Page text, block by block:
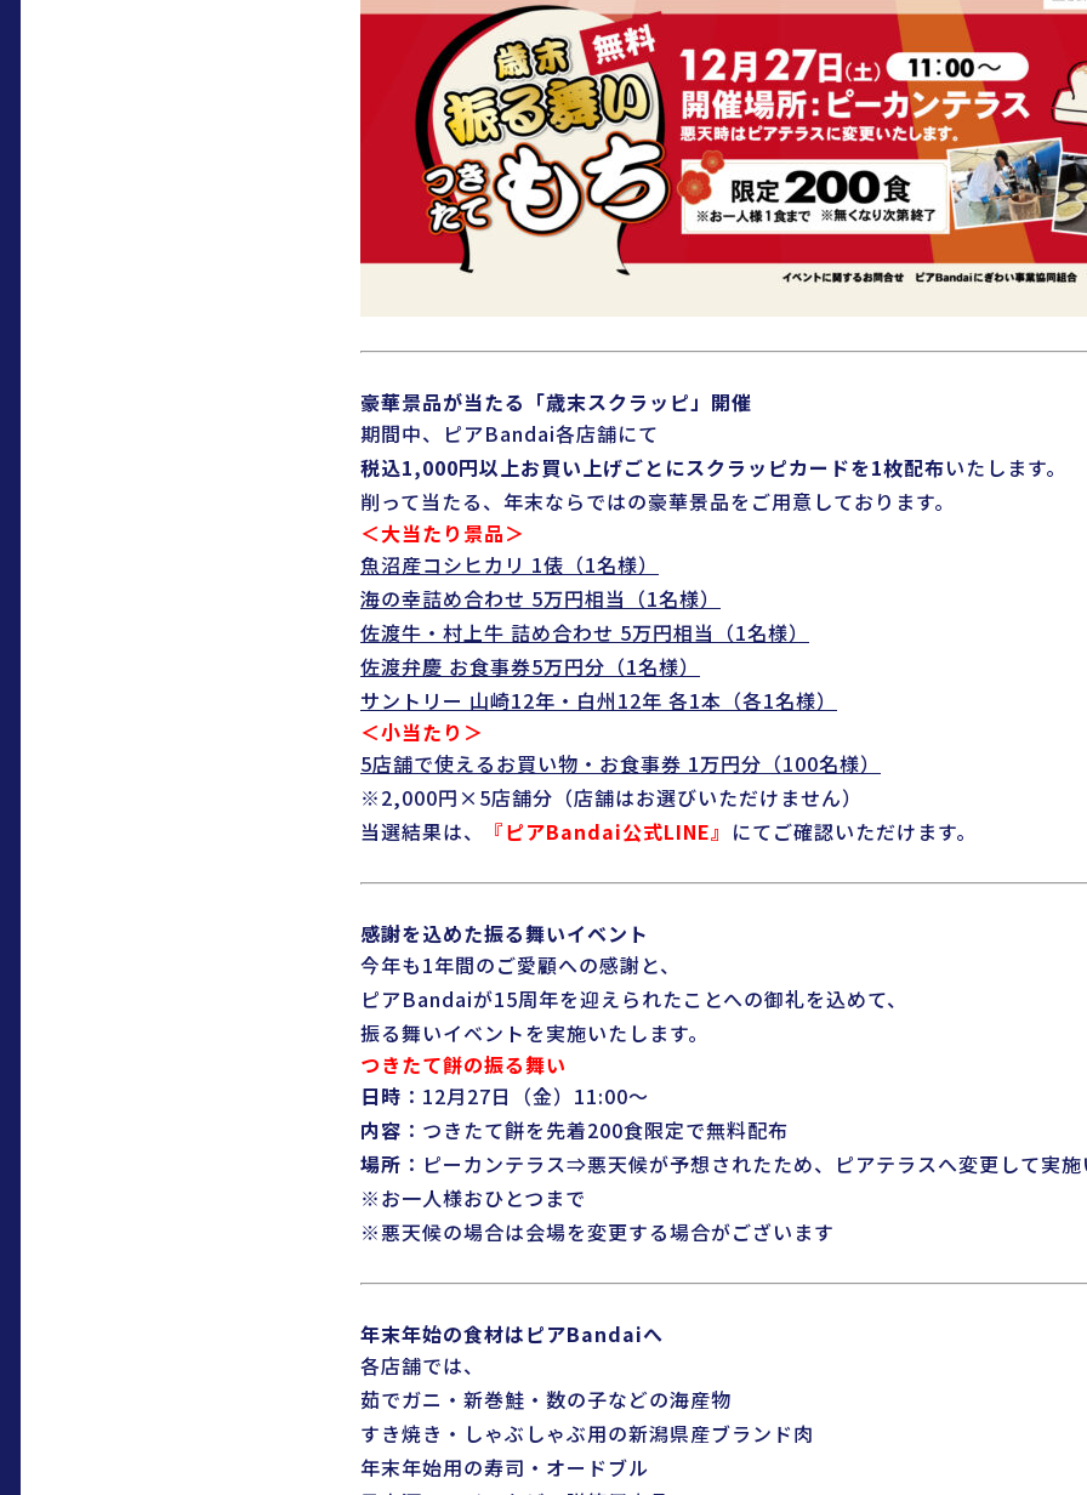
豪華景品が当たる「歳末スクラッピ」開催
期間中、ピアBandai各店舗にて
税込1,000円以上お買い上げごとにスクラッピカードを1枚配布いたします。
削って当たる、年末ならではの豪華景品をご用意しております。
＜大当たり景品＞
魚沼産コシヒカリ 1俵（1名様）
海の幸詰め合わせ 5万円相当（1名様）
佐渡牛・村上牛 詰め合わせ 5万円相当（1名様）
佐渡弁慶 お食事券5万円分（1名様）
サントリー 山崎12年・白州12年 各1本（各1名様）
＜小当たり＞
5店舗で使えるお買い物・お食事券 1万円分（100名様）
※2,000円×5店舗分（店舗はお選びいただけません）
当選結果は、
『ピアBandai公式LINE』 にてご確認いただけます。
感謝を込めた振る舞いイベント
今年も1年間のご愛顧への感謝と、
ピアBandaiが15周年を迎えられたことへの御礼を込めて、
振る舞いイベントを実施いたします。
つきたて餅の振る舞い
日時 ：12月27日（金）11:00～
内容 ：つきたて餅を先着200食限定で無料配布
場所 ：ピーカンテラス⇒悪天候が予想されたため、ピアテラスへ変更して実
※お一人様おひとつまで
※悪天候の場合は会場を変更する場合がございます
年末年始の食材はピアBandaiへ
各店舗では、
茹でガニ・新巻鮭・数の子などの海産物
すき焼き・しゃぶしゃぶ用の新潟県産ブランド肉
年末年始用の寿司・オードブル